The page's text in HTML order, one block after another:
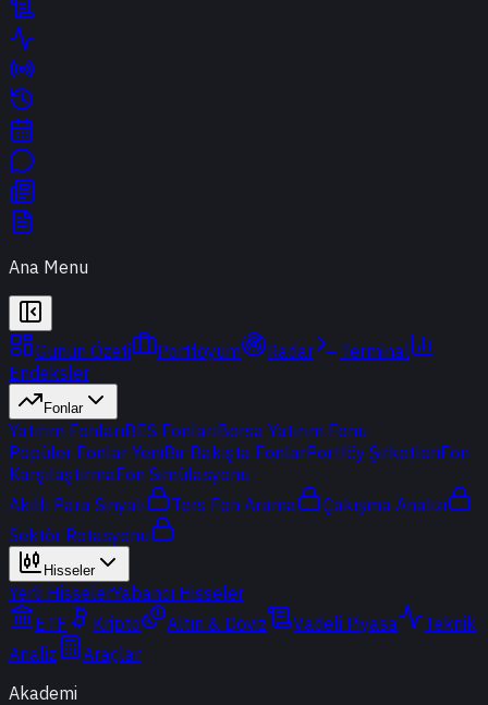
Ana Menu
Günün Özeti Portföyüm Radar
Terminal
Endeksler
Fonlar
Yatırım FonlarıBES FonlarıBorsa Yatırım Fonu
Popüler Fonlar YeniBir Bakışta FonlarPortföy ŞirketleriFon
KarşılaştırmaFon Simülasyonu
Akıllı Para Sinyali
Ters Fon Arama
Çakışma Analizi
Sektör Rotasyonu
Hisseler
Yerli HisselerYabancı Hisseler
ETF
Kripto Altın & Döviz Vadeli Piyasa
Teknik
Analiz
Araçlar
Akademi